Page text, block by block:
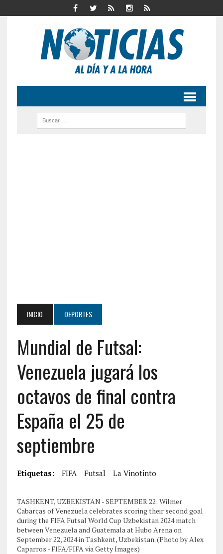
INICIO DEPORTES
Mundial de Futsal:
Venezuela jugará los
octavos de final contra
España el 25 de
septiembre
Etiquetas: FIFA Futsal La Vinotinto
TASHKENT, UZBEKISTAN - SEPTEMBER 22: Wilmer
Cabarcas of Venezuela celebrates scoring their second goal
during the FIFA Futsal World Cup Uzbekistan 2024 match
between Venezuela and Guatemala at Hubo Arena on
September 22, 2024 in Tashkent, Uzbekistan. (Photo by Alex
Caparros - FIFA/FIFA via Getty Images)